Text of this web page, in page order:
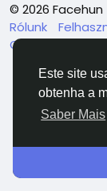
Este site
obtenha a
Saber Mais
© 2026 Facehun
Rólunk
Conosco